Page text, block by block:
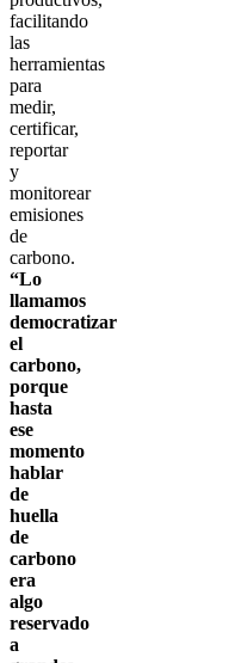
facilitando
las
herramientas
para
medir,
certificar,
reportar
y
monitorear
emisiones
de
carbono.
“Lo
llamamos
democratizar
el
carbono,
porque
hasta
ese
momento
hablar
de
huella
de
carbono
era
algo
reservado
a